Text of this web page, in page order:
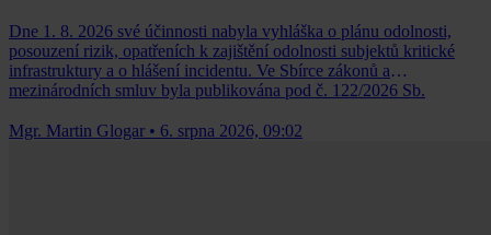
Dne 1. 8. 2026 své účinnosti nabyla vyhláška o plánu odolnosti,
posouzení rizik, opatřeních k zajištění odolnosti subjektů kritické
infrastruktury a o hlášení incidentu. Ve Sbírce zákonů a
mezinárodních smluv byla publikována pod č. 122/2026 Sb.
Mgr. Martin Glogar • 6. srpna 2026, 09:02